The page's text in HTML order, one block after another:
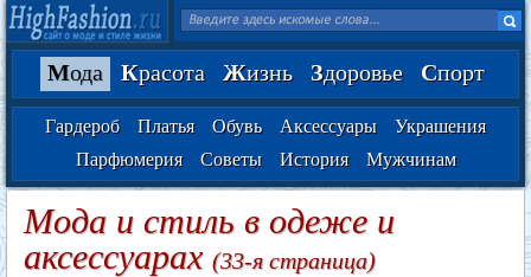
Мода Красота Жизнь Здоровье Спорт
Гардероб Платья Обувь Аксессуары
Украшения
Парфюмерия
Советы История Мужчинам
Мода и стиль в одеже и
аксессуарах (33-я страница)